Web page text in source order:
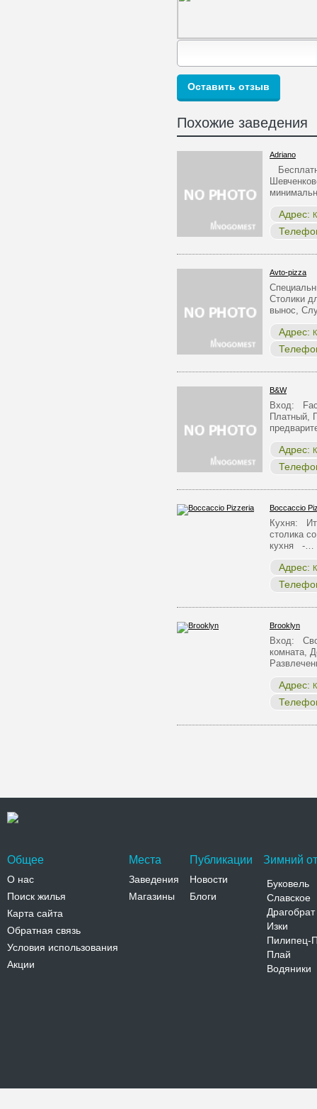
Похожие заведения
Adriano
Адрес:
Avto-pizza
Столики
вынос,
Адрес:
B&W
Вход:
Платный,
Адрес:
Boccaccio
Кухня:
столика
кухня -…
Адрес:
Brooklyn
Вход:
комната,
Адрес:
Общее
О нас
Поиск жилья
Карта сайта
Обратная связь
Условия использования
Акции
Места
Заведения
Магазины
Публикации
Новости
Блоги
Зимний
Буковель
Славское
Драгобрат
Изки
Пилипец-
Плай
Водяники